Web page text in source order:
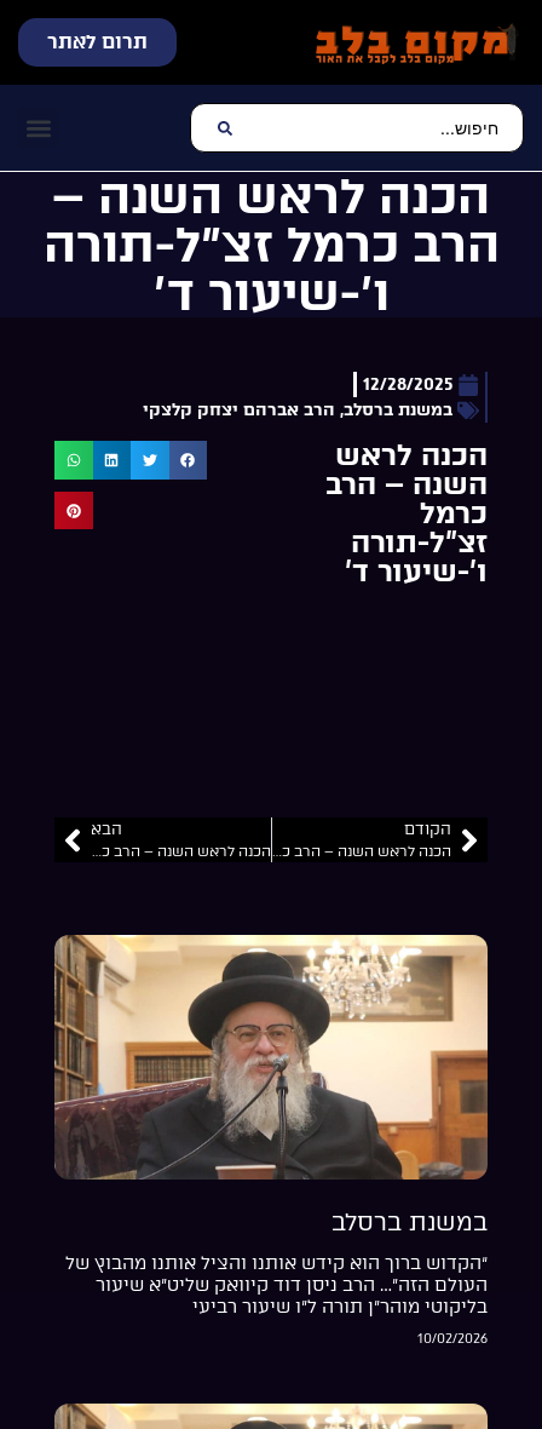
תרום לאתר
הכנה לראש השנה –
הרב כרמל זצ”ל-תורה
ו’-שיעור ד’
12/28/2025
במשנת ברסלב, הרב אברהם יצחק קלצקי
הכנה לראש
השנה – הרב
כרמל
זצ”ל-תורה
ו’-שיעור ד’
הקודם
הכנה לראש השנה – הרב כרמל זצ”ל-תורה ו’-שיעור ה’
הבא
הכנה לראש השנה – הרב כרמל זצ”ל-תורה ו’-שיעור ג’
במשנת ברסלב
“הקדוש ברוך הוא קידש אותנו והציל אותנו מהבוץ של
העולם הזה”… הרב ניסן דוד קיוואק שליט”א שיעור
בליקוטי מוהר”ן תורה ל”ו שיעור רביעי
10/02/2026